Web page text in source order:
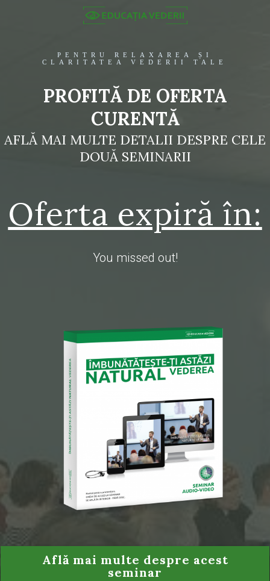
PENTRU RELAXAREA ȘI
CLARITATEA VEDERII TALE
PROFITĂ DE OFERTA
CURENTĂ
AFLĂ MAI MULTE DETALII DESPRE CELE
DOUĂ SEMINARII
Oferta expiră în:
You missed out!
Află mai multe despre acest
seminar